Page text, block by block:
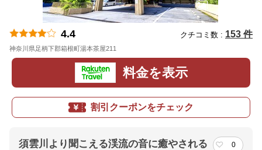
4.4 クチコミ数 : 153 件
神奈川県足柄下郡箱根町湯本茶屋211
料金を表示
割引クーポンをチェック
須雲川より聞こえる渓流の音に癒やされる
0